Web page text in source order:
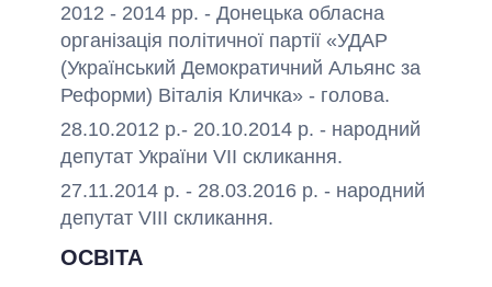
2012 - 2014 рр. - Донецька обласна
організація політичної партії «УДАР
(Український Демократичний Альянс за
Реформи) Віталія Кличка» - голова.
28.10.2012 р.- 20.10.2014 р. - народний
депутат України VIІ скликання.
27.11.2014 р. - 28.03.2016 р. - народний
депутат VIII скликання.
ОСВІТА